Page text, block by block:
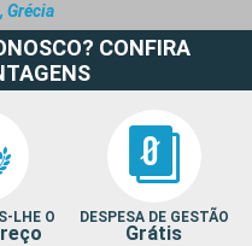
Grécia
CONFIRA
LHE O DESPESA DE GESTÃO
Grátis